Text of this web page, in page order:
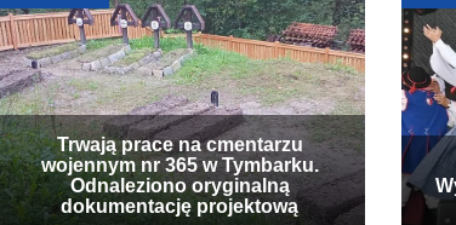
Trwają prace na cmentarzu
wojennym nr 365 w Tymbarku.
Odnaleziono oryginalną
dokumentację projektową